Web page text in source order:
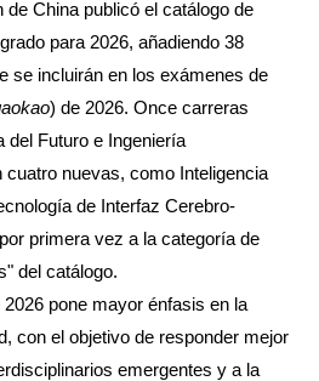
China publicó el catálogo de
para 2026, añadiendo 38
se incluirán en los exámenes de
) de 2026. Once carreras
del Futuro e Ingeniería
cuatro nuevas, como Inteligencia
de Interfaz Cerebro-
primera vez a la categoría de
del catálogo.
pone mayor énfasis en la
con el objetivo de responder mejor
emergentes y a la